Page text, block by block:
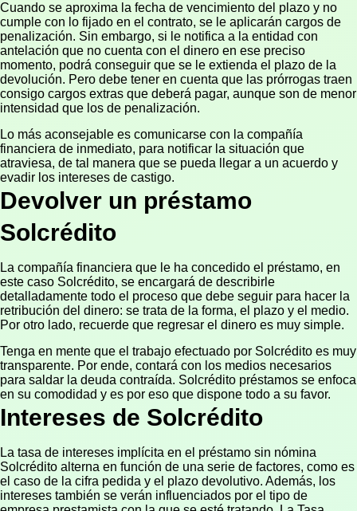
Cuando se aproxima la fecha de vencimiento del plazo y no
cumple con lo fijado en el contrato, se le aplicarán cargos de
penalización. Sin embargo, si le notifica a la entidad con
antelación que no cuenta con el dinero en ese preciso
momento, podrá conseguir que se le extienda el plazo de la
devolución. Pero debe tener en cuenta que las prórrogas traen
consigo cargos extras que deberá pagar, aunque son de menor
intensidad que los de penalización.
Lo más aconsejable es comunicarse con la compañía
financiera de inmediato, para notificar la situación que
atraviesa, de tal manera que se pueda llegar a un acuerdo y
evadir los intereses de castigo.
Devolver un préstamo
Solcrédito
La compañía financiera que le ha concedido el préstamo, en
este caso Solcrédito, se encargará de describirle
detalladamente todo el proceso que debe seguir para hacer la
retribución del dinero: se trata de la forma, el plazo y el medio.
Por otro lado, recuerde que regresar el dinero es muy simple.
Tenga en mente que el trabajo efectuado por Solcrédito es muy
transparente. Por ende, contará con los medios necesarios
para saldar la deuda contraída. Solcrédito préstamos se enfoca
en su comodidad y es por eso que dispone todo a su favor.
Intereses de Solcrédito
La tasa de intereses implícita en el préstamo sin nómina
Solcrédito alterna en función de una serie de factores, como es
el caso de la cifra pedida y el plazo devolutivo. Además, los
intereses también se verán influenciados por el tipo de